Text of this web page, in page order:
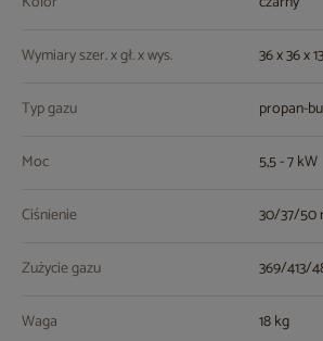
Wymiary szer. x gł. x wys. 36 x 36 x
Typ gazu propan-
Moc 5,5 - 7 kW
Ciśnienie 30/37/50
Zużycie gazu 369/413/
Waga 18 kg